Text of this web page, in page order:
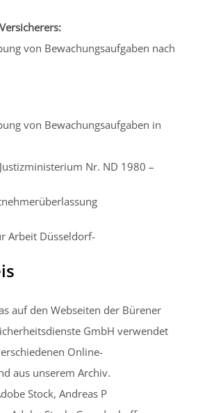
von Bewachungsaufgaben nach
von Bewachungsaufgaben in
Nr. ND 1980 –
Arbeit Düsseldorf-
auf den Webseiten der Bürener
GmbH verwendet
Online-
aus unserem Archiv.
Stock, Andreas P